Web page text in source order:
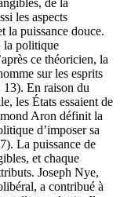
de la
les aspects
la puissance douce.
la politique
ce théoricien, la
sur les esprits
13). En raison du
les États essaient de
Aron définit la
d’imposer sa
La puissance de
et chaque
Joseph Nye,
a contribué à